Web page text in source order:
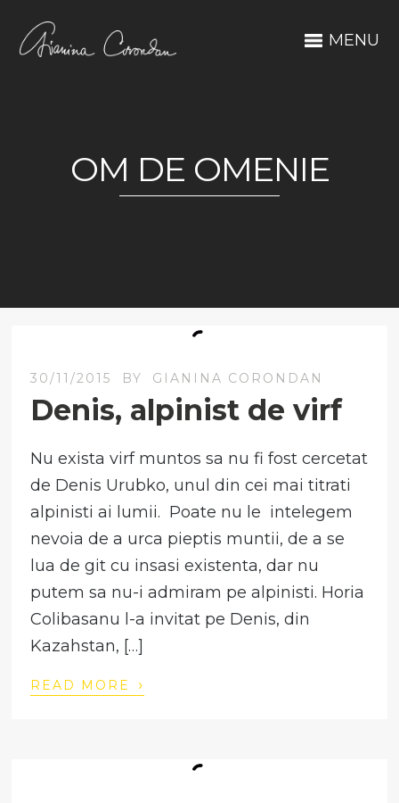
MENU
OM DE OMENIE
30/11/2015 BY GIANINA CORONDAN
Denis, alpinist de virf
Nu exista virf muntos sa nu fi fost cercetat
de Denis Urubko, unul din cei mai titrati
alpinisti ai lumii. Poate nu le intelegem
nevoia de a urca pieptis muntii, de a se
lua de git cu insasi existenta, dar nu
putem sa nu-i admiram pe alpinisti. Horia
Colibasanu l-a invitat pe Denis, din
Kazahstan, […]
READ MORE ›